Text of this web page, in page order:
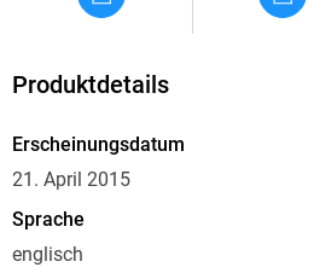
Produktdetails
Erscheinungsdatum
21. April 2015
Sprache
englisch